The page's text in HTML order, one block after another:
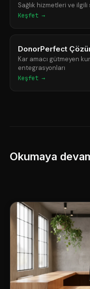
Sağlık hizmetleri ve
Keşfet →
DonorPerfect
Kar amacı gütmeyen
entegrasyonları
Keşfet →
Okumaya